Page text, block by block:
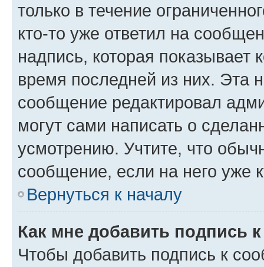
только в течение
кто-то уже ответил на
надпись, которая показывает
время последней из них. Эта
сообщение редактировал
могут сами написать о
усмотрению. Учтите, что
сообщение, если на него уже
Вернуться к началу
Как мне добавить подпись
Чтобы добавить подпись к